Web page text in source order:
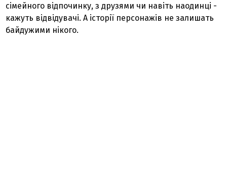
сімейного відпочинку, з друзями чи навіть наодинці -
кажуть відвідувачі. А історії персонажів не залишать
байдужими нікого.